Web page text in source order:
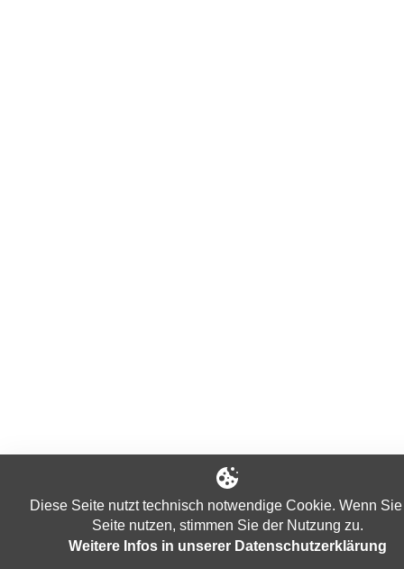
Diese Seite nutzt technisch notwendige Cookie. Wenn
Seite nutzen, stimmen Sie der Nutzung zu.
Weitere Infos in unserer Datenschutzerklärung